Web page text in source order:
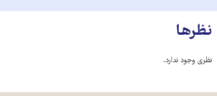
نظرها
نظری وجود ندارد.